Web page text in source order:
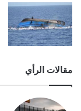
مقالات الرأي